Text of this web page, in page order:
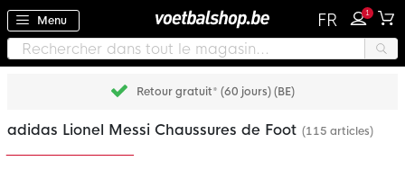
Menu FR 1
Retour gratuit* (60 jours) (BE)
adidas Lionel Messi Chaussures de Foot (115 articles)